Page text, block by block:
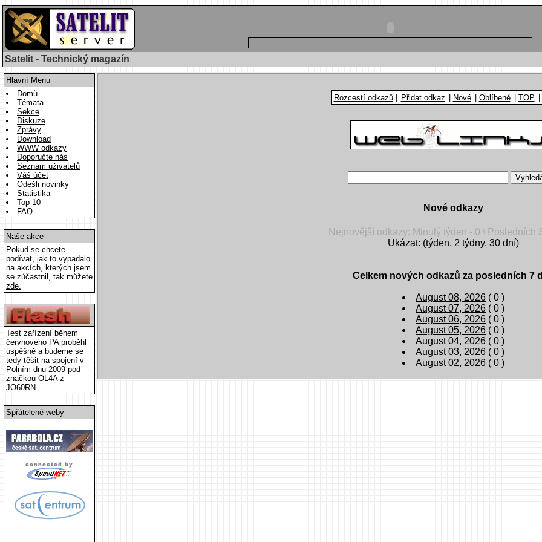
Satelit - Technický magazín
Hlavní Menu
Domů
Témata
Sekce
Diskuze
Zprávy
Download
WWW odkazy
Doporučte nás
Seznam uživatelů
Váš účet
Odešli novinky
Statistika
Top 10
FAQ
Naše akce
Pokud se chcete
podívat, jak to vypadalo
na akcích, kterých jsem
se zúčastnil, tak můžete
zde.
Test zařízení během
červnového PA proběhl
úspěšně a budeme se
tedy těšit na spojení v
Polním dnu 2009 pod
značkou OL4A z
JO60RN.
Spřátelené weby
Rozcestí odkazů| Přidat odkaz Nové Oblíbené TOP
Nové odkazy
Nejnovější odkazy: Minulý týden - 0 \ Posledních
Ukázat: (týden, 2 týdny, 30 dní)
Celkem nových odkazů za posledních 7
August 08, 2026 ( 0 )
August 07, 2026 ( 0 )
August 06, 2026 ( 0 )
August 05, 2026 ( 0 )
August 04, 2026 ( 0 )
August 03, 2026 ( 0 )
August 02, 2026 ( 0 )